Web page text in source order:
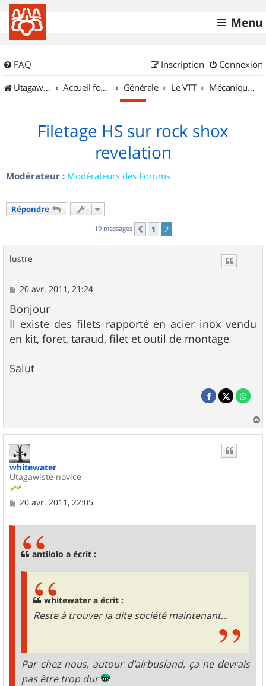
Menu
FAQ Connexion
Inscription
UtagawaVTT (Randos VTT et VTTAE avec traces GPS)
Accueil forum Générale Le VTT Mécanique et Entretiens
Filetage HS sur rock shox
revelation
Modérateur : Modérateurs des Forums
Répondre
19 messages Précédent
1 2
lustre
M
s
s
a
g
e
20 avr. 2011, 21:24
Bonjour
Il existe des filets rapporté en acier inox vendu
en kit, foret, taraud, filet et outil de montage
Salut
a
whitewater
Utagawiste novice
M
20 avr. 2011, 22:05
antilolo a écrit :
whitewater a écrit :
Reste à trouver la dite société maintenant...
Par chez nous, autour d'airbusland, ça ne devrais
pas être trop dur